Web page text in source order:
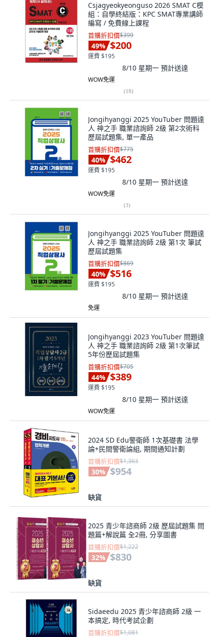
Csjagyeokyeonguso 2026 SMAT C模
組：自學終結版：KPC SMAT專業講師
編寫 / 免費線上課程
首購折扣價$399
49% $200
運費 $195
8/10 星期一 預計送達
WOW免運
(18)
Jongihyanggi 2025 YouTuber 問題達
人 神之手 職業諮詢師 2級 第2次術科
歷屆試題集, 單一產品
首購折扣價$775
40% $462
運費 $195
8/10 星期一 預計送達
WOW免運
(3)
Jongihyanggi 2025 YouTuber 問題達
人 神之手 職業諮詢師 2級 第1次 筆試
歷屆試題集
首購折扣價$869
40% $516
運費 $195
8/10 星期一 預計送達
免運
Jongihyanggi 2023 YouTuber 問題達
人 神之手 職業諮詢師 2級 第1次筆試
5年份歷屆試題集
首購折扣價$705
44% $389
運費 $195
8/10 星期一 預計送達
WOW免運
2024 SD Edu警衛師 1次基礎書 法學
論+民間警衛論組, 期間通知計劃
首購折扣價$1,363
30% $954
缺貨
2025 青少年諮商師 2級 歷屆試題集 問
題篇+解說篇 全2冊, 分享圖書
首購折扣價$1,222
32% $830
缺貨
Sidaeedu 2025 青少年諮商師 2級 一
本搞定, 時代考試企劃
首購折扣價$1,081